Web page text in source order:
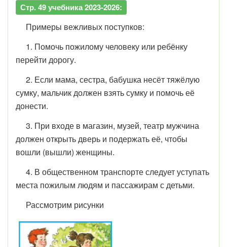
Стр. 49 учебника 2023-2026:
Примеры вежливых поступков:
1. Помочь пожилому человеку или ребёнку
перейти дорогу.
2. Если мама, сестра, бабушка несёт тяжёлую
сумку, мальчик должен взять сумку и помочь её
донести.
3. При входе в магазин, музей, театр мужчина
должен открыть дверь и подержать её, чтобы
вошли (вышли) женщины.
4. В общественном транспорте следует уступать
места пожилым людям и пассажирам с детьми.
Рассмотрим рисунки